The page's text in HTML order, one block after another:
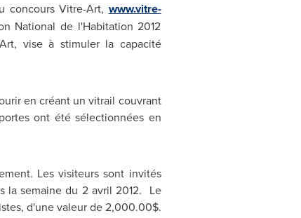
concours Vitre-Art, www.vitre-
National de l'Habitation 2012
vise à stimuler la capacité
en créant un vitrail couvrant
ont été sélectionnées en
Les visiteurs sont invités
la semaine du 2 avril 2012. Le
d'une valeur de 2,000.00$.